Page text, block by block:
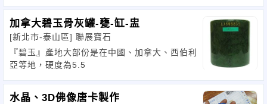
加拿大碧玉骨灰罐-甕-缸-盅
[新北市-泰山區] 聯展寶石
『碧玉』產地大部份是在中國、加拿大、西伯利
亞等地，硬度為5.5
水晶、3D佛像唐卡製作